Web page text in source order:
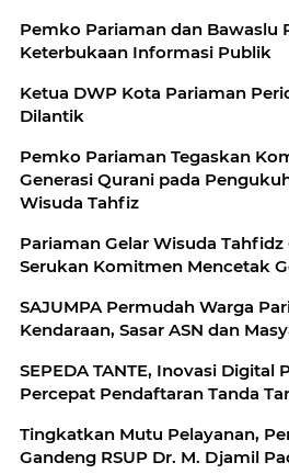
Pemko Pariaman dan Bawaslu
Keterbukaan Informasi Publik
Ketua DWP Kota Pariaman
Dilantik
Pemko Pariaman Tegaskan
Generasi Qurani pada
Wisuda Tahfiz
Pariaman Gelar Wisuda Tahfidz
Serukan Komitmen Mencetak
SAJUMPA Permudah Warga
Kendaraan, Sasar ASN dan
SEPEDA TANTE, Inovasi Digital
Percepat Pendaftaran Tanda
Tingkatkan Mutu Pelayanan,
Gandeng RSUP Dr. M. Djamil